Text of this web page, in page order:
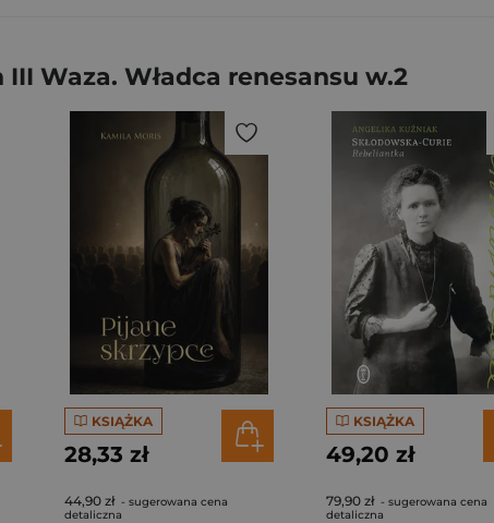
Waza. Władca renesansu w.2
KSIĄŻKA
28,33 zł
44,90 zł - sugerowana cena
detaliczna
KSIĄŻKA
49,20 zł
79,90 zł - sugerowana cena
detaliczna